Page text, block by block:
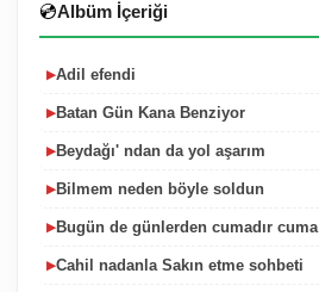
💿Albüm İçeriği
▶Adil efendi
▶Batan Gün Kana Benziyor
▶Beydağı' ndan da yol aşarım
▶Bilmem neden böyle soldun
▶Bugün de günlerden cumadır cuma
▶Cahil nadanla Sakın etme sohbeti